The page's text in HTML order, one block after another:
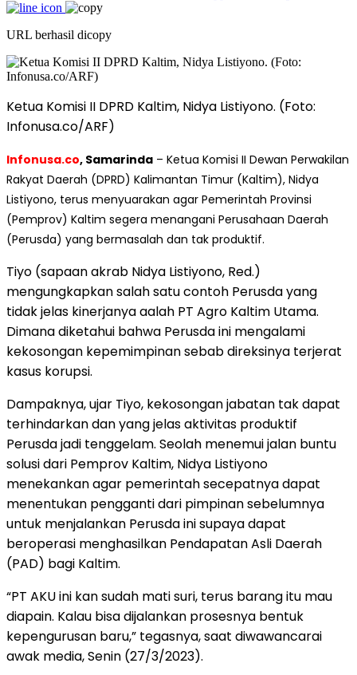
URL berhasil dicopy
Ketua Komisi II DPRD Kaltim, Nidya Listiyono. (Foto:
Infonusa.co/ARF)
Infonusa.co, Samarinda – Ketua Komisi II Dewan Perwakilan
Rakyat Daerah (DPRD) Kalimantan Timur (Kaltim), Nidya
Listiyono, terus menyuarakan agar Pemerintah Provinsi
(Pemprov) Kaltim segera menangani Perusahaan Daerah
(Perusda) yang bermasalah dan tak produktif.
Tiyo (sapaan akrab Nidya Listiyono, Red.)
mengungkapkan salah satu contoh Perusda yang
tidak jelas kinerjanya aalah PT Agro Kaltim Utama.
Dimana diketahui bahwa Perusda ini mengalami
kekosongan kepemimpinan sebab direksinya terjerat
kasus korupsi.
Dampaknya, ujar Tiyo, kekosongan jabatan tak dapat
terhindarkan dan yang jelas aktivitas produktif
Perusda jadi tenggelam. Seolah menemui jalan buntu
solusi dari Pemprov Kaltim, Nidya Listiyono
menekankan agar pemerintah secepatnya dapat
menentukan pengganti dari pimpinan sebelumnya
untuk menjalankan Perusda ini supaya dapat
beroperasi menghasilkan Pendapatan Asli Daerah
(PAD) bagi Kaltim.
“PT AKU ini kan sudah mati suri, terus barang itu mau
diapain. Kalau bisa dijalankan prosesnya bentuk
kepengurusan baru,” tegasnya, saat diwawancarai
awak media, Senin (27/3/2023).